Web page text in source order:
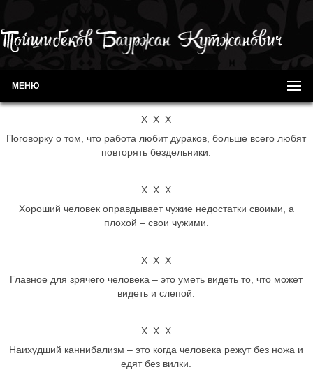
МЕНЮ
Х Х Х
Поговорку о том, что работа любит дураков, больше всего любят
повторять бездельники.
Х Х Х
Хороший человек оправдывает чужие недостатки своими, а
плохой – свои чужими.
Х Х Х
Главное для зрячего человека – это уметь видеть то, что может
видеть и слепой.
Х Х Х
Наихудший каннибализм – это когда человека режут без ножа и
едят без вилки.